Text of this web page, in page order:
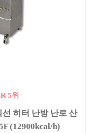
5위
히터 난방 난로 산
(12900kcal/h)